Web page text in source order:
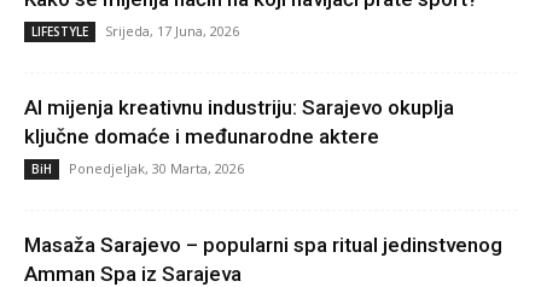
LIFESTYLE Srijeda, 17 Juna, 2026
AI mijenja kreativnu industriju: Sarajevo okuplja
ključne domaće i međunarodne aktere
BiH Ponedjeljak, 30 Marta, 2026
Masaža Sarajevo – popularni spa ritual jedinstvenog
Amman Spa iz Sarajeva